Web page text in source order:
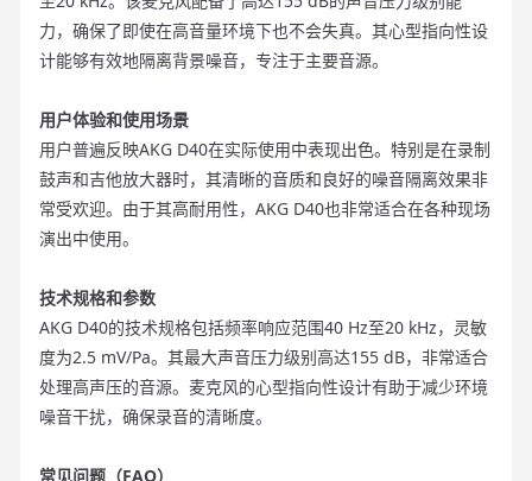
力，确保了即使在高音量环境下也不会失真。其心型指向性设
计能够有效地隔离背景噪音，专注于主要音源。
用户体验和使用场景
用户普遍反映AKG D40在实际使用中表现出色。特别是在录制
鼓声和吉他放大器时，其清晰的音质和良好的噪音隔离效果非
常受欢迎。由于其高耐用性，AKG D40也非常适合在各种现场
演出中使用。
技术规格和参数
AKG D40的技术规格包括频率响应范围40 Hz至20 kHz，灵敏
度为2.5 mV/Pa。其最大声音压力级别高达155 dB，非常适合
处理高声压的音源。麦克风的心型指向性设计有助于减少环境
噪音干扰，确保录音的清晰度。
常见问题（FAQ）